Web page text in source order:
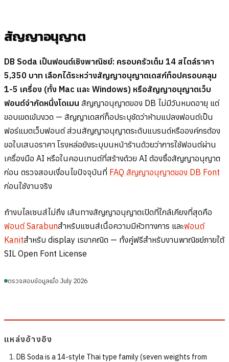
สัญญาอนุญาต
DB Soda เป็นฟอนต์เชิงพาณิชย์: ครอบครัวเต็ม 14 สไตล์ราคา
5,350 บาท เลือกได้ระหว่างสัญญาอนุญาตเดสก์ท็อปครอบคลุม
1-5 เครื่อง (ทั้ง Mac และ Windows) หรือสัญญาอนุญาตเว็บ
ฟอนต์จำกัดหนึ่งโดเมน สัญญาอนุญาตของ DB ไม่มีวันหมดอายุ แต่
ขอบเขตเข้มงวด — สัญญาเดสก์ท็อประบุชัดว่าห้ามแปลงฟอนต์เป็น
ฟอร์แมตเว็บฟอนต์ ส่วนสัญญาอนุญาตระดับแบรนด์หรือองค์กรต้อง
ขอใบเสนอราคา โรงหล่อยังระบุบนหน้าร้านด้วยว่าการใช้ฟอนต์ผ่าน
เครื่องมือ AI หรือในคอนเทนต์ที่สร้างด้วย AI ต้องซื้อสัญญาอนุญาต
ก่อน ตรวจสอบเงื่อนไขปัจจุบันที่ FAQ สัญญาอนุญาตของ DB Font
ก่อนใช้งานจริง
ถ้างบไลเซนส์ไม่ถึง เส้นทางสัญญาอนุญาตเปิดที่ใกล้เคียงที่สุดคือ
ฟอนต์ Sarabunสำหรับแซนส์เนื้อความมีหัวทางการ และฟอนต์
Kanitสำหรับ display เรขาคณิต — ทั้งคู่ฟรีสำหรับงานพาณิชย์ภายใต้
SIL Open Font License
ตรวจสอบข้อมูลเมื่อ July 2026
แหล่งอ้างอิง
DB Soda is a 14-style Thai type family (seven weights from